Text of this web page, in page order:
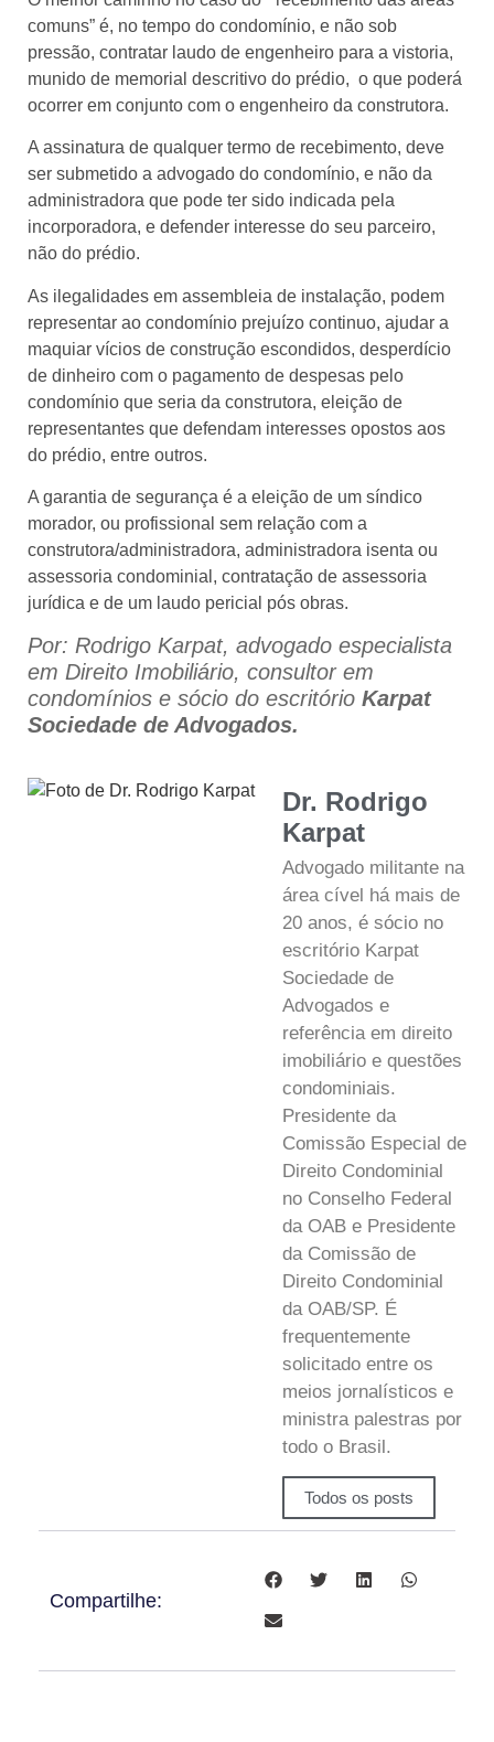
comuns” é, no tempo do condomínio, e não sob
pressão, contratar laudo de engenheiro para a vistoria,
munido de memorial descritivo do prédio, o que poderá
ocorrer em conjunto com o engenheiro da construtora.
A assinatura de qualquer termo de recebimento, deve
ser submetido a advogado do condomínio, e não da
administradora que pode ter sido indicada pela
incorporadora, e defender interesse do seu parceiro,
não do prédio.
As ilegalidades em assembleia de instalação, podem
representar ao condomínio prejuízo continuo, ajudar a
maquiar vícios de construção escondidos, desperdício
de dinheiro com o pagamento de despesas pelo
condomínio que seria da construtora, eleição de
representantes que defendam interesses opostos aos
do prédio, entre outros.
A garantia de segurança é a eleição de um síndico
morador, ou profissional sem relação com a
construtora/administradora, administradora isenta ou
assessoria condominial, contratação de assessoria
jurídica e de um laudo pericial pós obras.
Por: Rodrigo Karpat, advogado especialista
em Direito Imobiliário, consultor em
condomínios e sócio do escritório Karpat
Sociedade de Advogados.
Dr. Rodrigo
Karpat
Advogado militante na
área cível há mais de
20 anos, é sócio no
escritório Karpat
Sociedade de
Advogados e
referência em direito
imobiliário e questões
condominiais.
Presidente da
Comissão Especial de
Direito Condominial
no Conselho Federal
da OAB e Presidente
da Comissão de
Direito Condominial
da OAB/SP. É
frequentemente
solicitado entre os
meios jornalísticos e
ministra palestras por
todo o Brasil.
Todos os posts
Compartilhe: